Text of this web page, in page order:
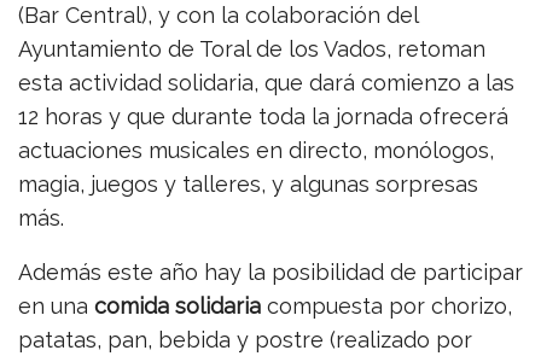
(Bar Central), y con la colaboración del
Ayuntamiento de Toral de los Vados, retoman
esta actividad solidaria, que dará comienzo a las
12 horas y que durante toda la jornada ofrecerá
actuaciones musicales en directo, monólogos,
magia, juegos y talleres, y algunas sorpresas
más.
Además este año hay la posibilidad de participar
en una comida solidaria compuesta por chorizo,
patatas, pan, bebida y postre (realizado por